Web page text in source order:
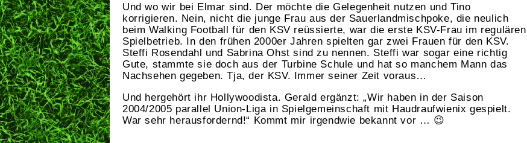
Und wo wir bei Elmar sind. Der möchte die Gelegenheit nutzen und Tino
korrigieren. Nein, nicht die junge Frau aus der Sauerlandmischpoke, die neulich
beim Walking Football für den KSV reüssierte, war die erste KSV-Frau im regulären
Spielbetrieb. In den frühen 2000er Jahren spielten gar zwei Frauen für den KSV.
Steffi Rosendahl und Sabrina Ohst sind zu nennen. Steffi war sogar eine richtig
Gute, stammte sie doch aus der Turbine Schule und hat so manchem Mann das
Nachsehen gegeben. Tja, der KSV. Immer seiner Zeit voraus…
Und hergehört ihr Hollywoodista. Gerald ergänzt: „Wir haben in der Saison
2004/2005 parallel Union-Liga in Spielgemeinschaft mit Haudraufwienix gespielt.
War sehr herausfordernd!“ Kommt mir irgendwie bekannt vor … 😉